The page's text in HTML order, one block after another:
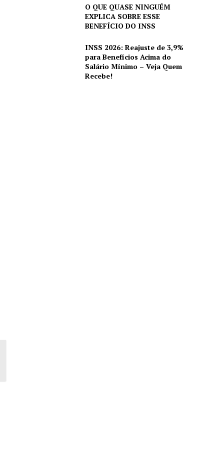
O QUE QUASE NINGUÉM
EXPLICA SOBRE ESSE
BENEFÍCIO DO INSS
INSS 2026: Reajuste de 3,9%
para Benefícios Acima do
Salário Mínimo – Veja Quem
Recebe!